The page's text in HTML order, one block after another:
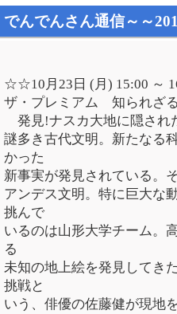
でんでんさん通信～～
☆☆10月23日 (月) 15:00 ～
ザ・プレミアム 知られざ
発見!ナスカ大地に隠され
謎多き古代文明。新たなる
かった
新事実が発見されている。
アンデス文明。特に巨大な
挑んで
いるのは山形大学チーム。
る
未知の地上絵を発見してき
挑戦と
いう、俳優の佐藤健が現地